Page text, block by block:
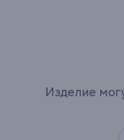
Изделие